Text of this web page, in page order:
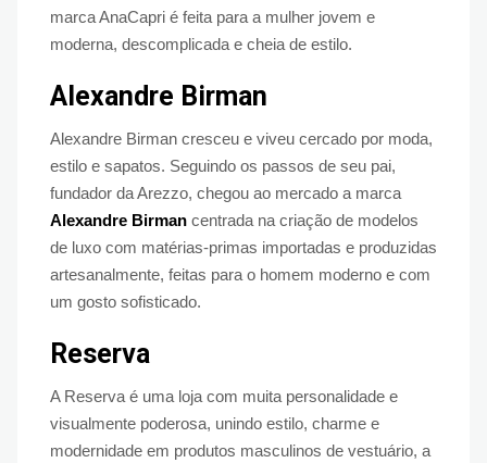
marca AnaCapri é feita para a mulher jovem e
moderna, descomplicada e cheia de estilo.
Alexandre Birman
Alexandre Birman cresceu e viveu cercado por moda,
estilo e sapatos. Seguindo os passos de seu pai,
fundador da Arezzo, chegou ao mercado a marca
Alexandre Birman centrada na criação de modelos
de luxo com matérias-primas importadas e produzidas
artesanalmente, feitas para o homem moderno e com
um gosto sofisticado.
Reserva
A Reserva é uma loja com muita personalidade e
visualmente poderosa, unindo estilo, charme e
modernidade em produtos masculinos de vestuário, a